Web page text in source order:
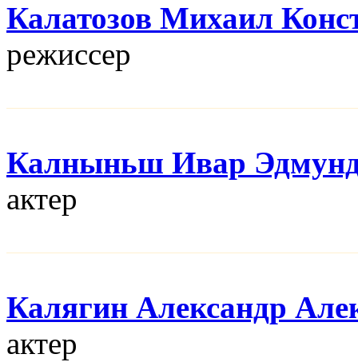
Калатозов Михаил
режисcер
Калныньш Ивар
актер
Калягин Александр
актер